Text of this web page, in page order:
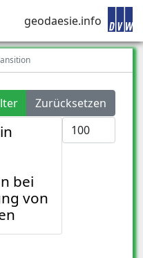
geodaesie.info
Zurücksetzen
Anzeige #
bei
von